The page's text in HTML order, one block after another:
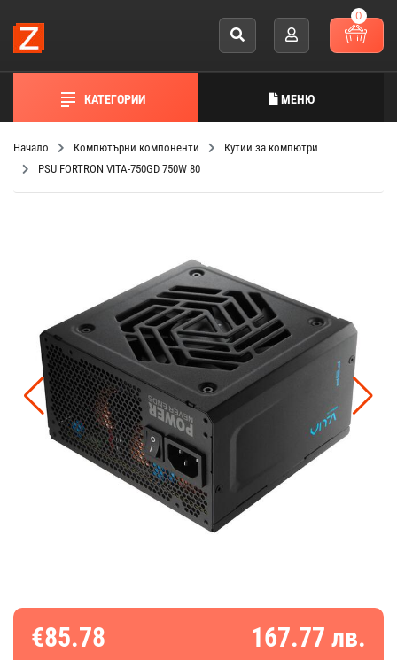
0
КАТЕГОРИИ МЕНЮ
Начало Компютърни компоненти
Кутии за компютри
PSU FORTRON VITA-750GD 750W 80
€85.78 167.77 лв.